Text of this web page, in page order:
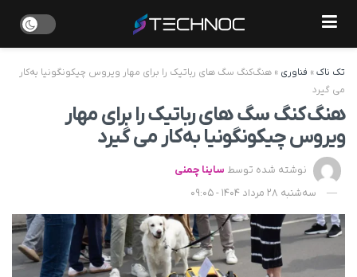
تک ناک» فناوری » هنگ‌کنگ سگ ‌های رباتیک را برای مهار ویروس چیکونگونیا به‌کار
می‌ گیرد
هنگ‌کنگ سگ ‌های رباتیک را برای مهار
ویروس چیکونگونیا به‌کار می‌ گیرد
نوشته شده توسط ساینا چمنی
سه‌شنبه 28 مرداد 1404 - 09:05